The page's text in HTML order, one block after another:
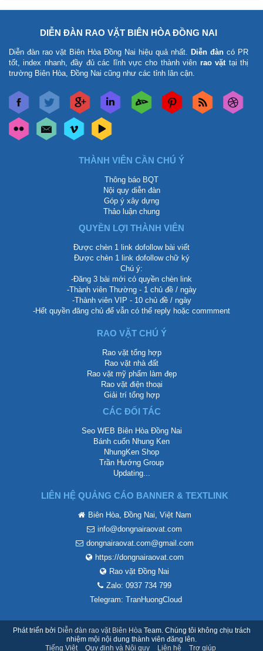
DIỄN ĐÀN RAO VẶT BIÊN HÒA ĐỒNG NAI
Diễn đàn rao vặt Biên Hòa Đồng Nai hiệu quả nhất. Diễn đàn có PR
tốt, index nhanh, đầy đủ các lĩnh vực cho thành viên rao vặt tại thị
trường Biên Hòa, Đồng Nai cũng như các tỉnh lân cận.
THÀNH VIÊN CẦN CHÚ Ý
Thông báo BQT
Nội quy diễn đàn
Góp ý xây dựng
Thảo luận chung
QUYỀN LỢI THÀNH VIÊN
Được chèn 1 link dofollow bài viết
Được chèn 1 link dofollow chữ ký
Chú ý:
-Đăng 3 bài mới có quyền chèn link
-Thành viên Thường - 1 chủ đề / ngày
-Thành viên VIP - 10 chủ đề / ngày
-Hết quyền đăng chủ để vẫn có thể reply hoặc commment
RAO VẶT CHÚ Ý
Rao vặt tổng hợp
Rao vặt nhà đất
Rao vặt mỹ phẩm làm đẹp
Rao vặt điện thoại
Giải trí tổng hợp
CÁC ĐỐI TÁC
Seo WEB Biên Hòa Đồng Nai
Bánh cuốn Nhung Ken
NhungKen Shop
Trần Hướng Group
Updating...
LIÊN HỆ QUẢNG CÁO BANNER & TEXTLINK
Biên Hòa, Đồng Nai, Việt Nam
info@dongnairaovat.com
dongnairaovat.com@gmail.com
https://dongnairaovat.com
Rao vặt Đồng Nai
Zalo: 0937 734 799
Telegram: TranHuongCloud
Phát triển bởi Diễn đàn rao vặt Biên Hòa Team. Chúng tôi không chịu trách
nhiệm mội nội dung thành viên đăng lên.
Tiếng Việt
Quy định và Nội quy Liên hệ Trợ giúp